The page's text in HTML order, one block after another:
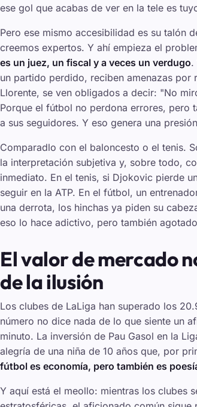
ese gol que acabas de ver en la tele es
Pero ese mismo accesibilidad es su talón
creemos expertos. Y ahí empieza el
es un juez, un fiscal y a veces un verdugo.
un partido perdido, reciben amenazas por
Llorente, se ven obligados a decir: "No
Porque el fútbol no perdona errores, pero
a sus seguidores. Y eso genera una
Comparadlo con el baloncesto o el tenis.
la interpretación subjetiva y, sobre todo,
inmediato. En el tenis, si Djokovic pierde
seguir en la ATP. En el fútbol, un
una derrota, los hinchas ya piden su
eso lo hace adictivo, pero también
El valor de mercado
de la ilusión
Los clubes de LaLiga han superado los
número no dice nada de lo que siente un
minuto. La inversión de Pau Gasol en la
alegría de una niña de 10 años que, por
fútbol es economía, pero también es
Y aquí está el meollo: mientras los clubes